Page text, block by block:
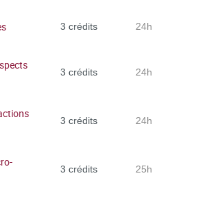
3 crédits 24h
3 crédits 24h
3 crédits 24h
3 crédits 25h